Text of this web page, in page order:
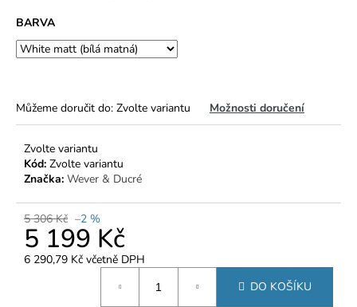
BARVA
Můžeme doručit do: Zvolte variantu Možnosti doručení
Zvolte variantu
Kód: Zvolte variantu
Značka: Wever & Ducré
5 306 Kč –2 %
5 199 Kč
6 290,79 Kč včetně DPH
DO KOŠÍKU
r
u
č
e
m
e